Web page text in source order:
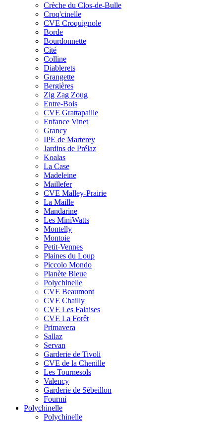
Crèche du Clos-de-Bulle
Croq'cinelle
CVE Croquignole
Borde
Bourdonnette
Cité
Colline
Diablerets
Grangette
Bergières
Zig Zag Zoug
Entre-Bois
CVE Grattapaille
Enfance Vinet
Grancy
IPE de Marterey
Jardins de Prélaz
Koalas
La Case
Madeleine
Maillefer
CVE Malley-Prairie
La Maille
Mandarine
Les MiniWatts
Montelly
Montoie
Petit-Vennes
Plaines du Loup
Piccolo Mondo
Planète Bleue
Polychinelle
CVE Beaumont
CVE Chailly
CVE Les Falaises
CVE La Forêt
Primavera
Sallaz
Servan
Garderie de Tivoli
CVE de la Chenille
Les Tournesols
Valency
Garderie de Sébeillon
Fourmi
Polychinelle
Polychinelle